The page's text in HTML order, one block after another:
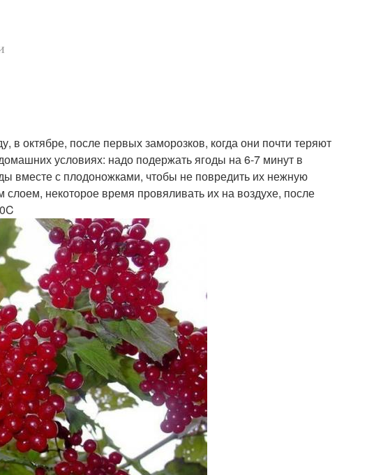
в октябре, после первых заморозков, когда они почти теряют
условиях: надо подержать ягоды на 6-7 минут в
вместе с плодоножками, чтобы не повредить их нежную
некоторое время провяливать их на воздухе, после